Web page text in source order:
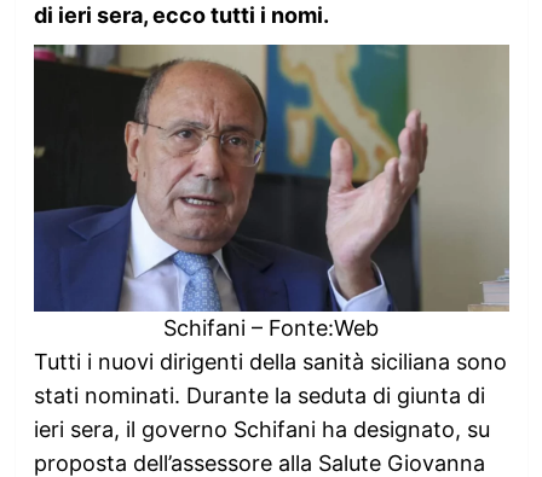
di ieri sera, ecco tutti i nomi.
Schifani – Fonte:Web
Tutti i nuovi dirigenti della sanità siciliana sono
stati nominati. Durante la seduta di giunta di
ieri sera, il governo Schifani ha designato, su
proposta dell’assessore alla Salute Giovanna